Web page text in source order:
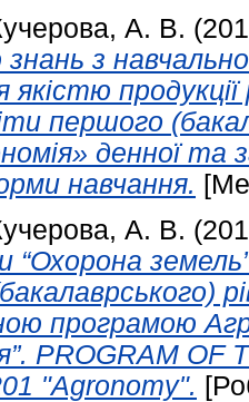
А. В.
з
якістю
першого
денної та
навчання.
А. В.
“Охорона
програмою
PROGRAM OF
"Agronomy".